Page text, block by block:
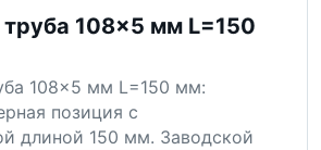
труба 108×5 мм L=150
108×5 мм L=150 мм:
позиция с
длиной 150 мм. Заводской